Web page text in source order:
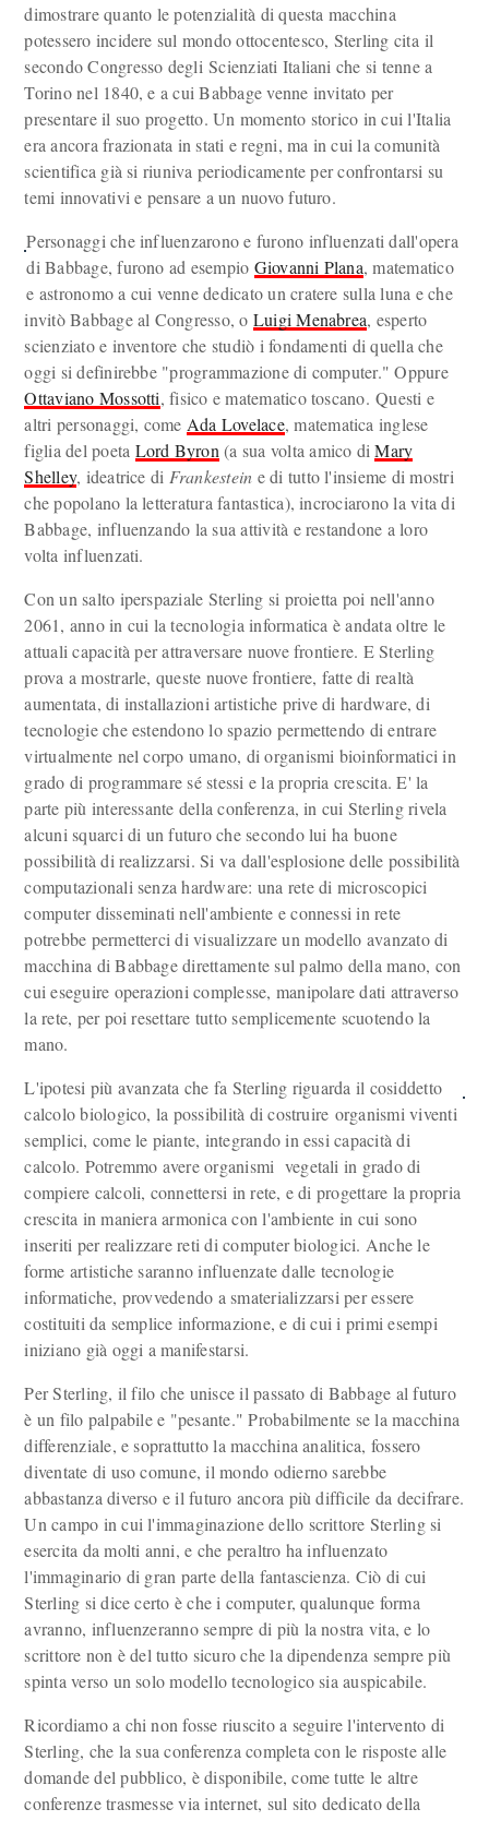
dimostrare quanto le potenzialità di questa macchina
potessero incidere sul mondo ottocentesco, Sterling cita il
secondo Congresso degli Scienziati Italiani che si tenne a
Torino nel 1840, e a cui Babbage venne invitato per
presentare il suo progetto. Un momento storico in cui l'Italia
era ancora frazionata in stati e regni, ma in cui la comunità
scientifica già si riuniva periodicamente per confrontarsi su
temi innovativi e pensare a un nuovo futuro.
Personaggi che influenzarono e furono influenzati dall'opera
di Babbage, furono ad esempio Giovanni Plana, matematico
e astronomo a cui venne dedicato un cratere sulla luna e che
invitò Babbage al Congresso, o Luigi Menabrea, esperto
scienziato e inventore che studiò i fondamenti di quella che
oggi si definirebbe "programmazione di computer." Oppure
Ottaviano Mossotti, fisico e matematico toscano. Questi e
altri personaggi, come Ada Lovelace, matematica inglese
figlia del poeta Lord Byron (a sua volta amico diMary
Shelley, ideatrice di Frankestein e di tutto l'insieme di mostri
che popolano la letteratura fantastica), incrociarono la vita di
Babbage, influenzando la sua attività e restandone a loro
volta influenzati.
Con un salto iperspaziale Sterling si proietta poi nell'anno
2061, anno in cui la tecnologia informatica è andata oltre le
attuali capacità per attraversare nuove frontiere. E Sterling
prova a mostrarle, queste nuove frontiere, fatte di realtà
aumentata, di installazioni artistiche prive di hardware, di
tecnologie che estendono lo spazio permettendo di entrare
virtualmente nel corpo umano, di organismi bioinformatici in
grado di programmare sé stessi e la propria crescita. E' la
parte più interessante della conferenza, in cui Sterling rivela
alcuni squarci di un futuro che secondo lui ha buone
possibilità di realizzarsi. Si va dall'esplosione delle possibilità
computazionali senza hardware: una rete di microscopici
computer disseminati nell'ambiente e connessi in rete
potrebbe permetterci di visualizzare un modello avanzato di
macchina di Babbage direttamente sul palmo della mano, con
cui eseguire operazioni complesse, manipolare dati attraverso
la rete, per poi resettare tutto semplicemente scuotendo la
mano.
L'ipotesi più avanzata che fa Sterling riguarda il cosiddetto
calcolo biologico, la possibilità di costruire organismi viventi
semplici, come le piante, integrando in essi capacità di
calcolo. Potremmo avere organismi vegetali in grado di
compiere calcoli, connettersi in rete, e di progettare la propria
crescita in maniera armonica con l'ambiente in cui sono
inseriti per realizzare reti di computer biologici. Anche le
forme artistiche saranno influenzate dalle tecnologie
informatiche, provvedendo a smaterializzarsi per essere
costituiti da semplice informazione, e di cui i primi esempi
iniziano già oggi a manifestarsi.
Per Sterling, il filo che unisce il passato di Babbage al futuro
è un filo palpabile e "pesante." Probabilmente se la macchina
differenziale, e soprattutto la macchina analitica, fossero
diventate di uso comune, il mondo odierno sarebbe
abbastanza diverso e il futuro ancora più difficile da decifrare.
Un campo in cui l'immaginazione dello scrittore Sterling si
esercita da molti anni, e che peraltro ha influenzato
l'immaginario di gran parte della fantascienza. Ciò di cui
Sterling si dice certo è che i computer, qualunque forma
avranno, influenzeranno sempre di più la nostra vita, e lo
scrittore non è del tutto sicuro che la dipendenza sempre più
spinta verso un solo modello tecnologico sia auspicabile.
Ricordiamo a chi non fosse riuscito a seguire l'intervento di
Sterling, che la sua conferenza completa con le risposte alle
domande del pubblico, è disponibile, come tutte le altre
conferenze trasmesse via internet, sul sito dedicato della